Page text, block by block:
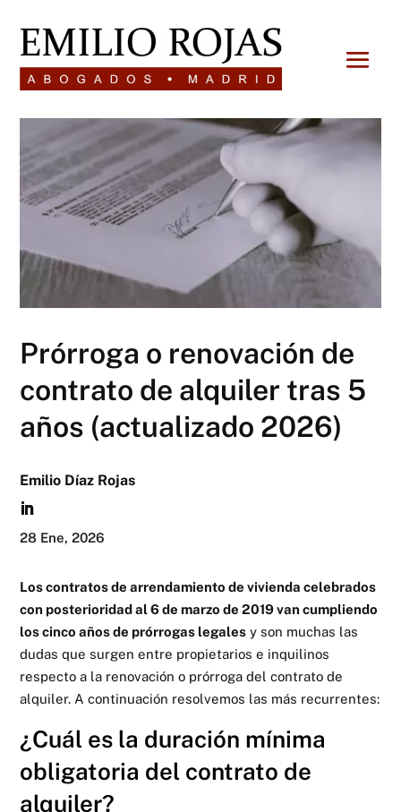
Prórroga o renovación de
contrato de alquiler tras 5
años (actualizado 2026)
Emilio Díaz Rojas
28 Ene, 2026
Los contratos de arrendamiento de vivienda celebrados
con posterioridad al 6 de marzo de 2019 van cumpliendo
los cinco años de prórrogas legales y son muchas las
dudas que surgen entre propietarios e inquilinos
respecto a la renovación o prórroga del contrato de
alquiler. A continuación resolvemos las más recurrentes:
¿Cuál es la duración mínima
obligatoria del contrato de
alquiler?